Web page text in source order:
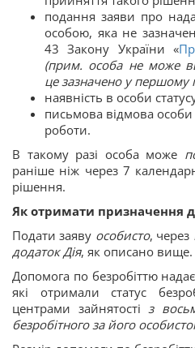
подання заяви про
особою, яка не
43 Закону України «
(прим. особа не може
це зазначено у першому
наявність в особи
письмова відмова особи
роботи.
В такому разі особа може
раніше ніж через 7
рішення.
Як отримати призначення
Подати заяву особисто, через
додаток Дія, як описано вище.
Допомога по безробіттю
які отримали статус
центрами зайнятості з
безробітного за його